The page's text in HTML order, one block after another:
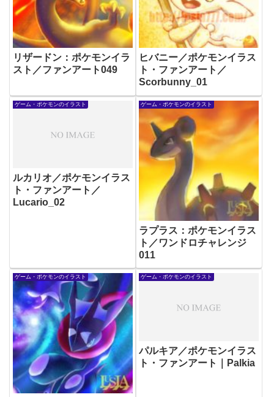
リザードン：ポケモンイラ
スト／ファンアート049
ヒバニー／ポケモンイラス
ト・ファンアート／
Scorbunny_01
ゲーム・ポケモンのイラスト
ルカリオ／ポケモンイラス
ト・ファンアート／
Lucario_02
ゲーム・ポケモンのイラスト
ラプラス：ポケモンイラス
ト／ワンドロチャレンジ
011
ゲーム・ポケモンのイラスト ゲーム・ポケモンのイラスト
パルキア／ポケモンイラス
ト・ファンアート｜Palkia